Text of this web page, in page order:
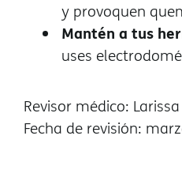
y provoquen
Mantén a tus
uses
Revisor médico:
Fecha de revisión: